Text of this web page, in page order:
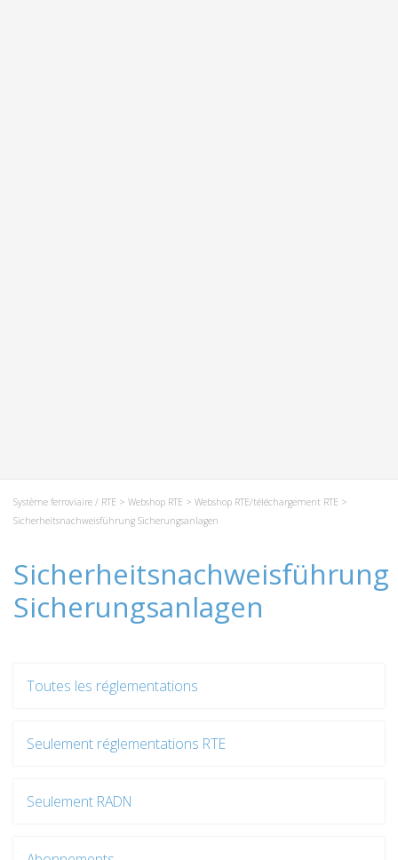
Système ferroviaire / RTE > Webshop RTE > Webshop RTE/téléchargement RTE >
Sicherheitsnachweisführung Sicherungsanlagen
Sicherheitsnachweisführung
Sicherungsanlagen
Toutes les réglementations
Seulement réglementations RTE
Seulement RADN